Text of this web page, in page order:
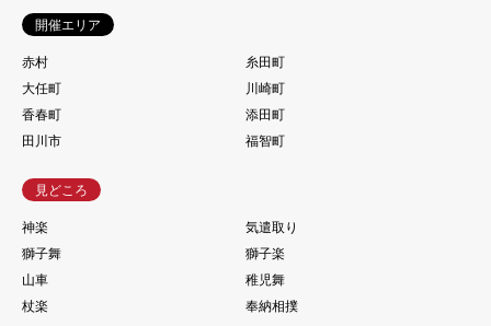
開催エリア
赤村
糸田町
大任町
川崎町
香春町
添田町
田川市
福智町
見どころ
神楽
気遣取り
獅子舞
獅子楽
山車
稚児舞
杖楽
奉納相撲